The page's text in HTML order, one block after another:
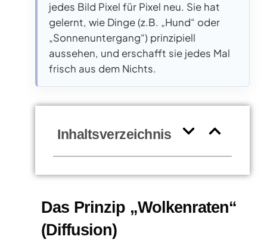
jedes Bild Pixel für Pixel neu. Sie hat
gelernt, wie Dinge (z.B. „Hund“ oder
„Sonnenuntergang“) prinzipiell
aussehen, und erschafft sie jedes Mal
frisch aus dem Nichts.
Inhaltsverzeichnis
Das Prinzip „Wolkenraten“
(Diffusion)